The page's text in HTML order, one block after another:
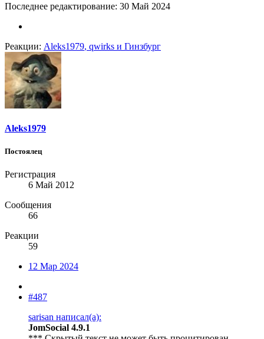
Последнее редактирование: 30 Май 2024
Реакции: Aleks1979, qwirks и Гинзбург
Aleks1979
Постоялец
Регистрация
6 Май 2012
Сообщения
66
Реакции
59
12 Мар 2024
#487
sarisan написал(а):
JomSocial 4.9.1